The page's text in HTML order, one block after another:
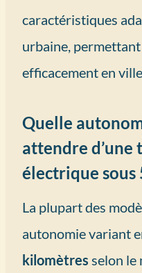
caractéristiques
urbaine,
efficacement en ville.
Quelle
attendre
électrique sous
La plupart des
autonomie variant
kilomètres selon le